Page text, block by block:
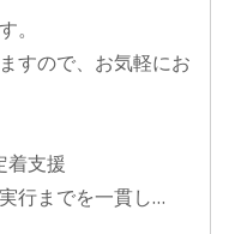
。
すので、お気軽にお
着支援
行までを一貫し…